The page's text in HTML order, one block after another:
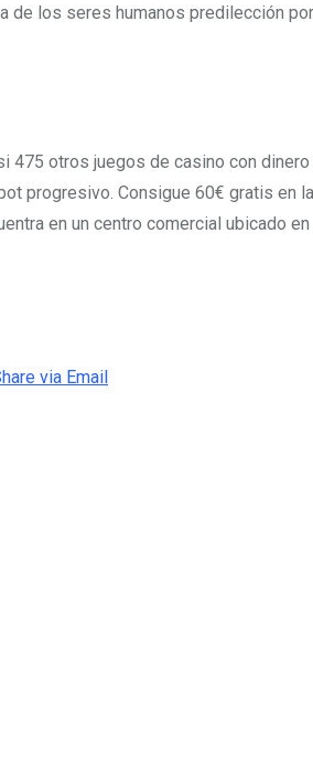
de los seres humanos predilección
475 otros juegos de casino con
progresivo. Consigue 60€ gratis
en un centro comercial ubicado
via Email